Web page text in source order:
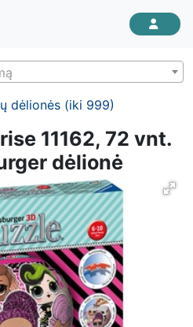
dėlionės (iki 999)
11162, 72 vnt.
dėlionė